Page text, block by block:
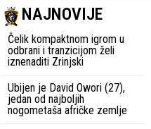
NAJNOVIJE
Čelik kompaktnom igrom u
odbrani i tranzicijom želi
iznenaditi Zrinjski
Ubijen je David Owori (27),
jedan od najboljih
nogometaša afričke zemlje